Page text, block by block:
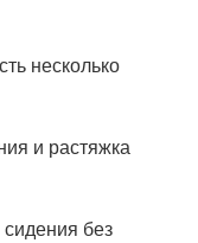
несколько
и растяжка
без